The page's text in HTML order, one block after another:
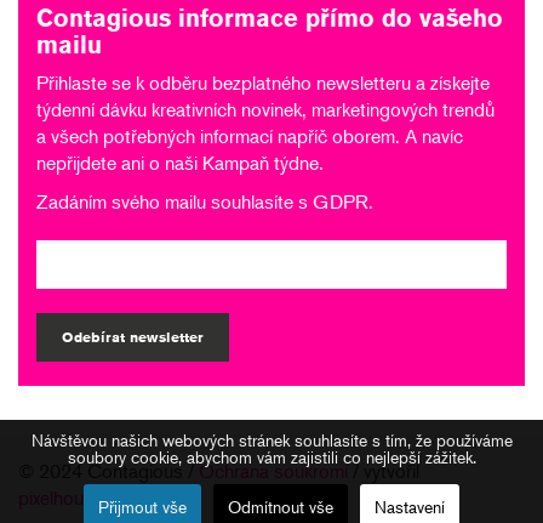
Contagious informace přímo do vašeho
mailu
Přihlaste se k odběru bezplatného newsletteru a získejte
týdenní dávku kreativních novinek, marketingových trendů
a všech potřebných informací napříč oborem. A navíc
nepřijdete ani o naši Kampaň týdne.
Zadáním svého mailu souhlasíte sGDPR.
Odebírat newsletter
© 2024 Contagious /Ochrana soukromí/ vytvořil
pixelhouse.cz
Návštěvou našich webových stránek souhlasíte s tím, že používáme
soubory cookie, abychom vám zajistili co nejlepší zážitek.
Přijmout vše Odmítnout vše Nastavení